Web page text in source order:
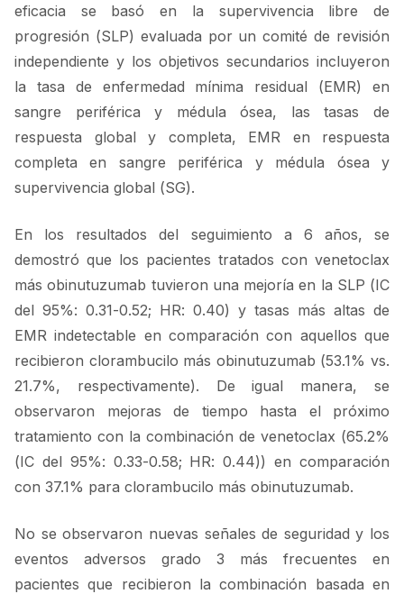
eficacia se basó en la supervivencia libre de
progresión (SLP) evaluada por un comité de revisión
independiente y los objetivos secundarios incluyeron
la tasa de enfermedad mínima residual (EMR) en
sangre periférica y médula ósea, las tasas de
respuesta global y completa, EMR en respuesta
completa en sangre periférica y médula ósea y
supervivencia global (SG).
En los resultados del seguimiento a 6 años, se
demostró que los pacientes tratados con venetoclax
más obinutuzumab tuvieron una mejoría en la SLP (IC
del 95%: 0.31-0.52; HR: 0.40) y tasas más altas de
EMR indetectable en comparación con aquellos que
recibieron clorambucilo más obinutuzumab (53.1% vs.
21.7%, respectivamente). De igual manera, se
observaron mejoras de tiempo hasta el próximo
tratamiento con la combinación de venetoclax (65.2%
(IC del 95%: 0.33-0.58; HR: 0.44)) en comparación
con 37.1% para clorambucilo más obinutuzumab.
No se observaron nuevas señales de seguridad y los
eventos adversos grado 3 más frecuentes en
pacientes que recibieron la combinación basada en